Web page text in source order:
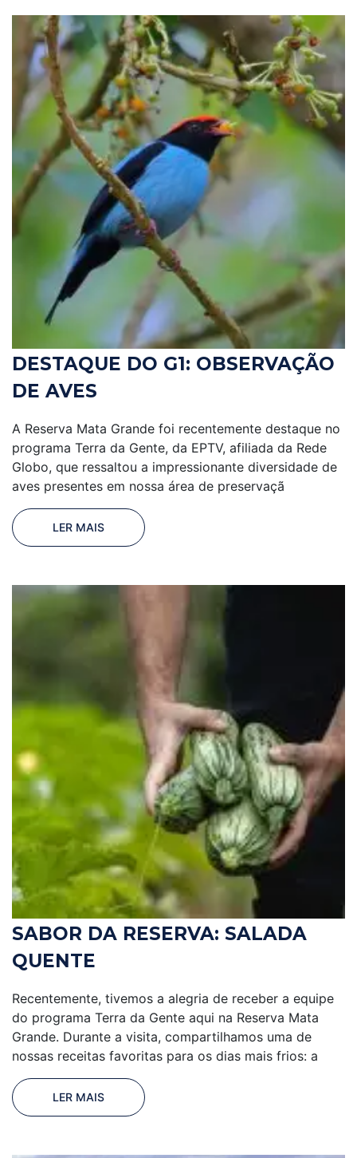
DESTAQUE DO G1: OBSERVAÇÃO
DE AVES
A Reserva Mata Grande foi recentemente destaque no
programa Terra da Gente, da EPTV, afiliada da Rede
Globo, que ressaltou a impressionante diversidade de
aves presentes em nossa área de preservaçã
LER MAIS
SABOR DA RESERVA: SALADA
QUENTE
Recentemente, tivemos a alegria de receber a equipe
do programa Terra da Gente aqui na Reserva Mata
Grande. Durante a visita, compartilhamos uma de
nossas receitas favoritas para os dias mais frios: a
LER MAIS